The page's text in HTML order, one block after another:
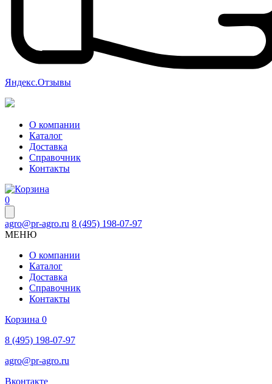
Яндекс.Отзывы
О компании
Каталог
Доставка
Справочник
Контакты
0
agro@pr-agro.ru 8 (495) 198-07-97
МЕНЮ
О компании
Каталог
Доставка
Справочник
Контакты
Корзина 0
8 (495) 198-07-97
agro@pr-agro.ru
Вконтакте